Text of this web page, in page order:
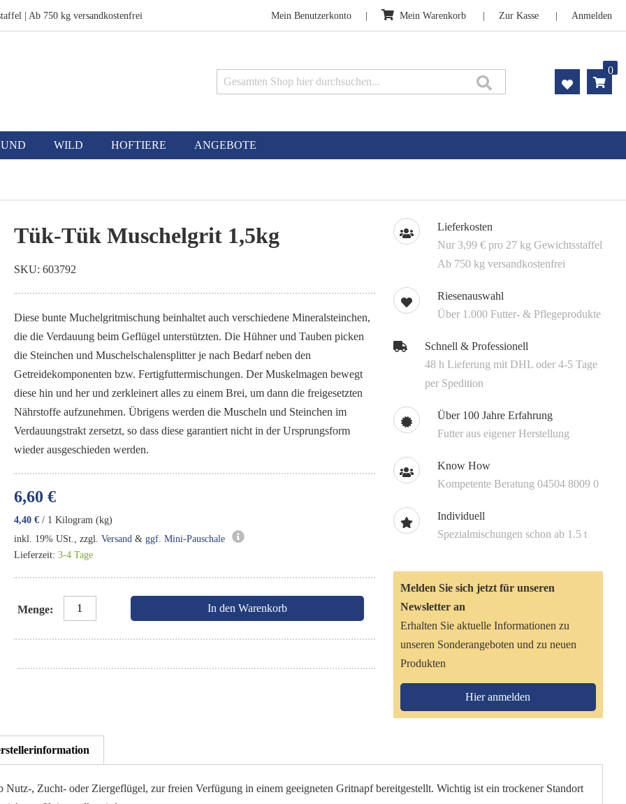
Mein Benutzerkonto Anmelden
| Ab 750 kg versandkostenfrei Mein Warenkorb Zur Kasse
0
WILD HOFTIERE ANGEBOTE
Tük-Tük Muschelgrit 1,5kg
6,60 €
4,40 € / 1 Kilogram (kg)
inkl. 19% USt., zzgl. Versand& ggf. Mini-Pauschale
Lieferzeit: 3-4 Tage
Menge In den Warenkorb
Diese bunte Muchelgritmischung beinhaltet auch verschiedene Mineralsteinchen,
die die Verdauung beim Geflügel unterstützten. Die Hühner und Tauben picken
die Steinchen und Muschelschalensplitter je nach Bedarf neben den
Getreidekomponenten bzw. Fertigfuttermischungen. Der Muskelmagen bewegt
diese hin und her und zerkleinert alles zu einem Brei, um dann die freigesetzten
Nährstoffe aufzunehmen. Übrigens werden die Muscheln und Steinchen im
Verdauungstrakt zersetzt, so dass diese garantiert nicht in der Ursprungsform
wieder ausgeschieden werden.
SKU 603792
Lieferkosten
Nur 3,99 € pro 27 kg Gewichtsstaffel
Ab 750 kg versandkostenfrei
Riesenauswahl
Über 1.000 Futter- & Pflegeprodukte
Schnell & Professionell
48 h Lieferung mit DHL oder 4-5 Tage
per Spedition
Über 100 Jahre Erfahrung
Futter aus eigener Herstellung
Know How
Kompetente Beratung 04504 8009 0
Individuell
Spezialmischungen schon ab 1.5 t
Melden Sie sich jetzt für unseren
Newsletter an
Erhalten Sie aktuelle Informationen zu
unseren Sonderangeboten und zu neuen
Produkten
Hier anmelden
, Zucht- oder Ziergeflügel, zur freien Verfügung in einem geeigneten Gritnapf bereitgestellt. Wichtig ist ein trockener Standort